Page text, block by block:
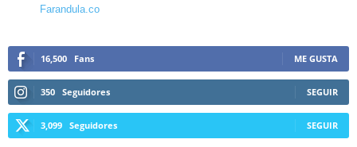
Farandula.co
16,500 Fans ME GUSTA
350 Seguidores SEGUIR
3,099 Seguidores SEGUIR